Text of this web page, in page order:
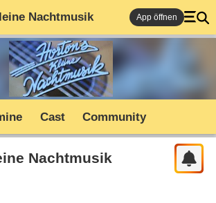
Nachtmusik App öffnen
Cast Community
Nachtmusik